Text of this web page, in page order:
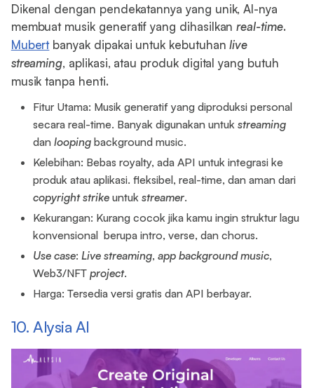
Dikenal dengan pendekatannya yang unik, AI-nya
membuat musik generatif yang dihasilkanreal-time.
Mubertbanyak dipakai untuk kebutuhanlive
streaming, aplikasi, atau produk digital yang butuh
musik tanpa henti.
Fitur Utama: Musik generatif yang diproduksi personal
secara real-time. Banyak digunakan untukstreaming
danlooping background music.
Kelebihan: Bebas royalty, ada API untuk integrasi ke
produk atau aplikasi. fleksibel, real-time, dan aman dari
copyright strike untukstreamer.
Kekurangan: Kurang cocok jika kamu ingin struktur lagu
konvensional berupa intro, verse, dan chorus.
Use case:Live streaming,app background music,
Web3/NFTproject.
Harga: Tersedia versi gratis dan API berbayar.
10. Alysia AI